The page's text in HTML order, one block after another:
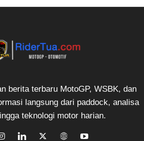
berita terbaru MotoGP, WSBK, dan
langsung dari paddock, analisa
teknologi motor harian.